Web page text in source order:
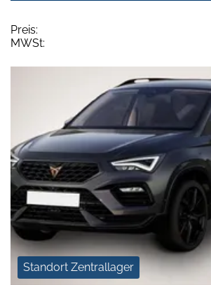
Preis:
MWSt:
Standort Zentrallager